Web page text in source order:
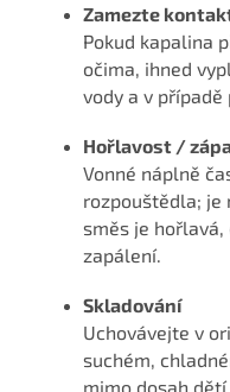
Zamezte
Pokud kapalina
očima, ihned
vody a v
Hořlavost /
Vonné náplně
rozpouštědla; je
směs je
zapálení.
Skladování
Uchovávejte v
suchém,
mimo dosah